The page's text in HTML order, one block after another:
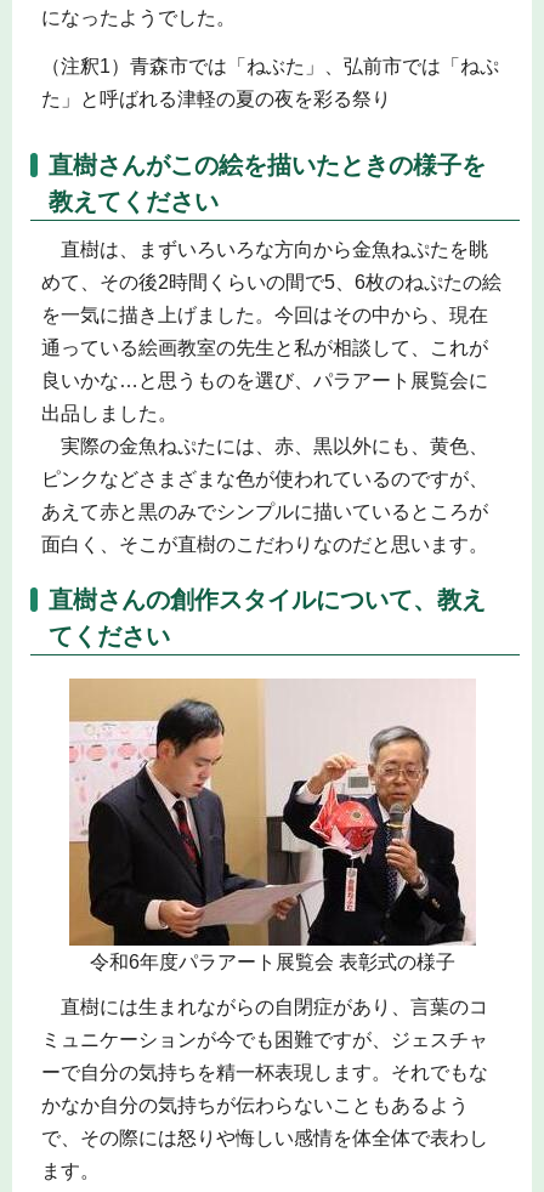
になったようでした。
（注釈1）青森市では「ねぶた」、弘前市では「ねぷ
た」と呼ばれる津軽の夏の夜を彩る祭り
直樹さんがこの絵を描いたときの様子を
教えてください
直樹は、まずいろいろな方向から金魚ねぷたを眺
めて、その後2時間くらいの間で5、6枚のねぷたの絵
を一気に描き上げました。今回はその中から、現在
通っている絵画教室の先生と私が相談して、これが
良いかな…と思うものを選び、パラアート展覧会に
出品しました。
実際の金魚ねぷたには、赤、黒以外にも、黄色、
ピンクなどさまざまな色が使われているのですが、
あえて赤と黒のみでシンプルに描いているところが
面白く、そこが直樹のこだわりなのだと思います。
直樹さんの創作スタイルについて、教え
てください
令和6年度パラアート展覧会 表彰式の様子
直樹には生まれながらの自閉症があり、言葉のコ
ミュニケーションが今でも困難ですが、ジェスチャ
ーで自分の気持ちを精一杯表現します。それでもな
かなか自分の気持ちが伝わらないこともあるよう
で、その際には怒りや悔しい感情を体全体で表わし
ます。